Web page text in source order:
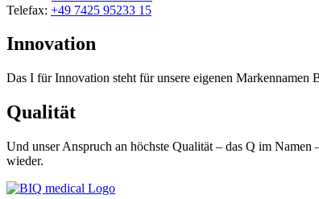
Telefax: +49 7425 95233 15
Innovation
Das I für Innovation steht für unsere eigenen
Qualität
Und unser Anspruch an höchste Qualität – das Q im
wieder.